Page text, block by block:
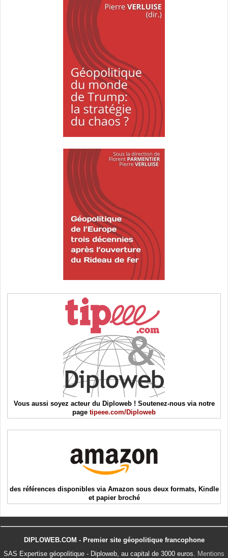
Vous aussi soyez acteur du Diploweb ! Soutenez-nous via notre
page tipeee.com/Diploweb
des références disponibles via Amazon sous deux formats, Kindle
et papier broché
DIPLOWEB.COM - Premier site géopolitique francophone
SAS Expertise géopolitique - Diploweb, au capital de 3000 euros.
Mentions